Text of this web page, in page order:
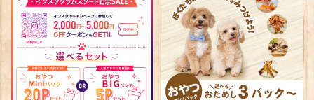
鶏-Chicken-
魚介類-Seafood-
豚-Pork-
鶏-Chicken-